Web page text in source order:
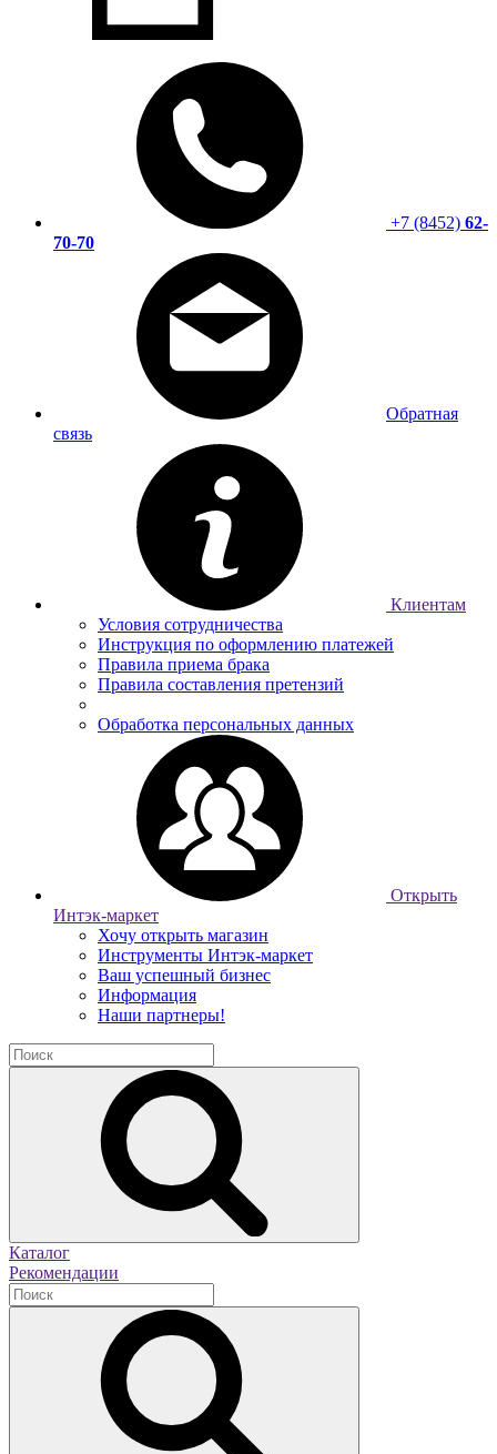
+7 (8452) 62-
70-70
Обратная
связь
Клиентам
Условия сотрудничества
Инструкция по оформлению платежей
Правила приема брака
Правила составления претензий
Обработка персональных данных
Открыть
Интэк-маркет
Хочу открыть магазин
Инструменты Интэк-маркет
Ваш успешный бизнес
Информация
Наши партнеры!
Каталог
Рекомендации